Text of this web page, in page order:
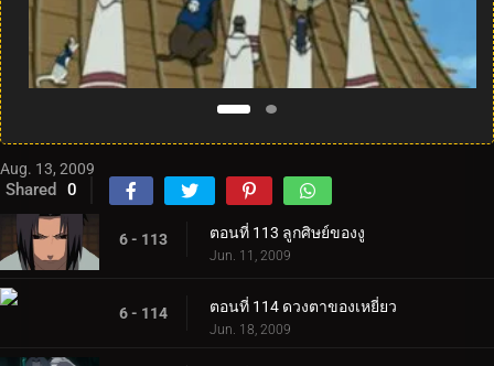
Aug. 13, 2009
Shared 0
6 - 113 ตอนที่ 113 ลูกศิษย์ของงู
Jun. 11, 2009
6 - 114 ตอนที่ 114 ดวงตาของเหยี่ยว
Jun. 18, 2009